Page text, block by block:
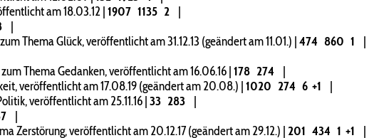
am 18.03.12 |1907 1135 2
|
|
zum Thema Glück, veröffentlicht am 31.12.13 (geändert am 11.01.) |474 860 1
|
zum Thema Gedanken, veröffentlicht am 16.06.16|178 274
|
veröffentlicht am 17.08.19 (geändert am 20.08.) |1020 274 6 +1
|
veröffentlicht am 25.11.16|33 283
|
|
Zerstörung, veröffentlicht am 20.12.17 (geändert am 29.12.) | 201 434 1 +1
|